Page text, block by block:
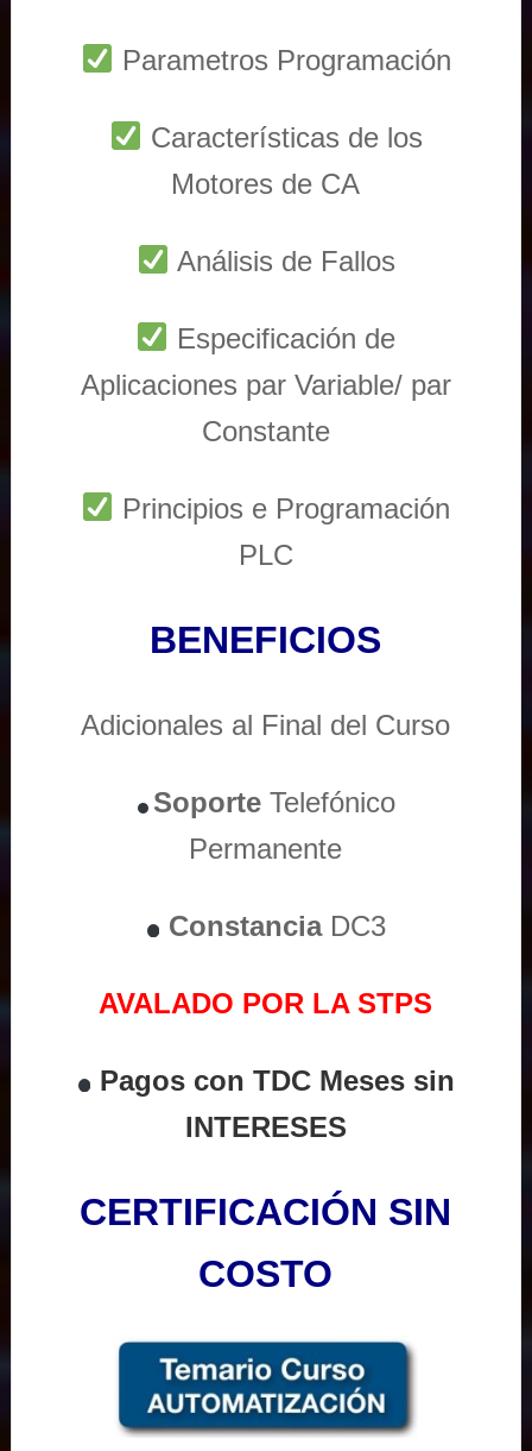
Parametros Programación
Características de los
Motores de CA
Análisis de Fallos
Especificación de
Aplicaciones par Variable/ par
Constante
Principios e Programación
PLC
BENEFICIOS
Adicionales al Final del Curso
Soporte Telefónico
Permanente
ConstanciaDC3
AVALADO POR LA STPS
Pagos con TDC Meses sin
INTERESES
CERTIFICACIÓN SIN
COSTO